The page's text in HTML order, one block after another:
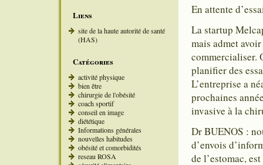
Liens
site de la haute autorité de santé
(HAS)
Catégories
activité physique
bien être
chirurgie de l'obésité
coach sportif
conseil en image
diététique
Informations générales
nouvelles habitudes
obésité et comorbidités
reseau ROSA
En attente
La startup
mais admet
commercialiser.
planifier des
L’entreprise a
prochaines
invasive à la
Dr BUENOS :
d’envois
de l’estomac,